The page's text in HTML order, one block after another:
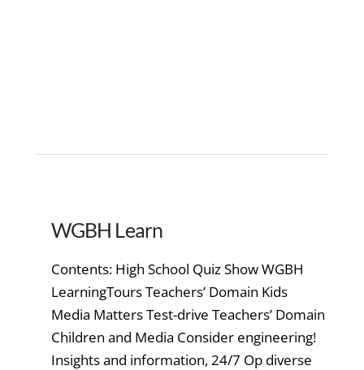
WGBH Learn
Contents: High School Quiz Show WGBH
LearningTours Teachers’ Domain Kids
Media Matters Test-drive Teachers’ Domain
Children and Media Consider engineering!
Insights and information, 24/7 Op diverse